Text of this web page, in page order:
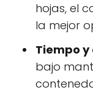
hojas, el
la mejor
Tiempo
bajo